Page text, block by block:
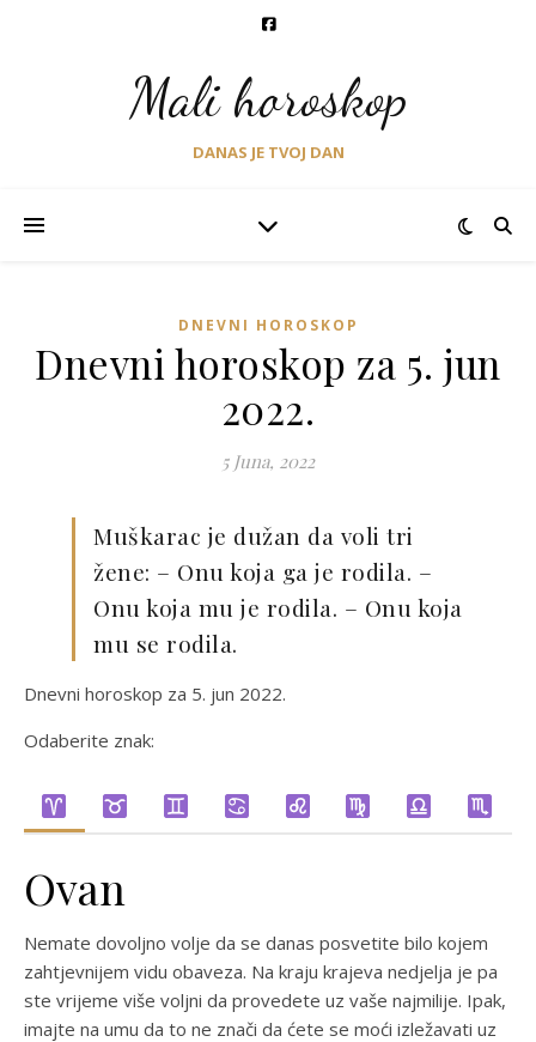
Mali horoskop
DANAS JE TVOJ DAN
DNEVNI HOROSKOP
Dnevni horoskop za 5. jun
2022.
5 Juna, 2022
Muškarac je dužan da voli tri
žene: – Onu koja ga je rodila. –
Onu koja mu je rodila. – Onu koja
mu se rodila.
Dnevni horoskop za 5. jun 2022.
Odaberite znak:
Ovan
Nemate dovoljno volje da se danas posvetite bilo kojem
zahtjevnijem vidu obaveza. Na kraju krajeva nedjelja je pa
ste vrijeme više voljni da provedete uz vaše najmilije. Ipak,
imajte na umu da to ne znači da ćete se moći izležavati uz